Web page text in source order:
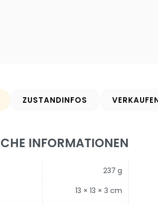
ZUSTANDINFOS
INFORMATIONEN
237 g
13 × 13 × 3 cm